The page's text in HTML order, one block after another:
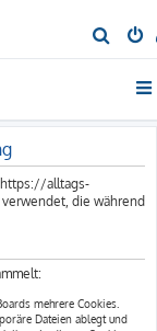
u
alltags-
die während
mehrere Cookies.
Dateien ablegt und